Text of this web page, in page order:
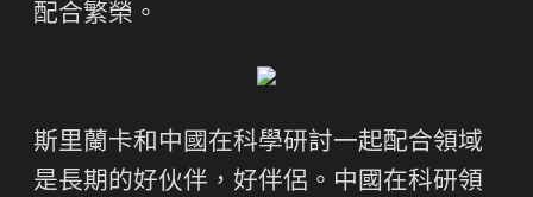
配合繁榮。
斯里蘭卡和中國在科學研討一起配合領域
是長期的好伙伴，好伴侶。中國在科研領